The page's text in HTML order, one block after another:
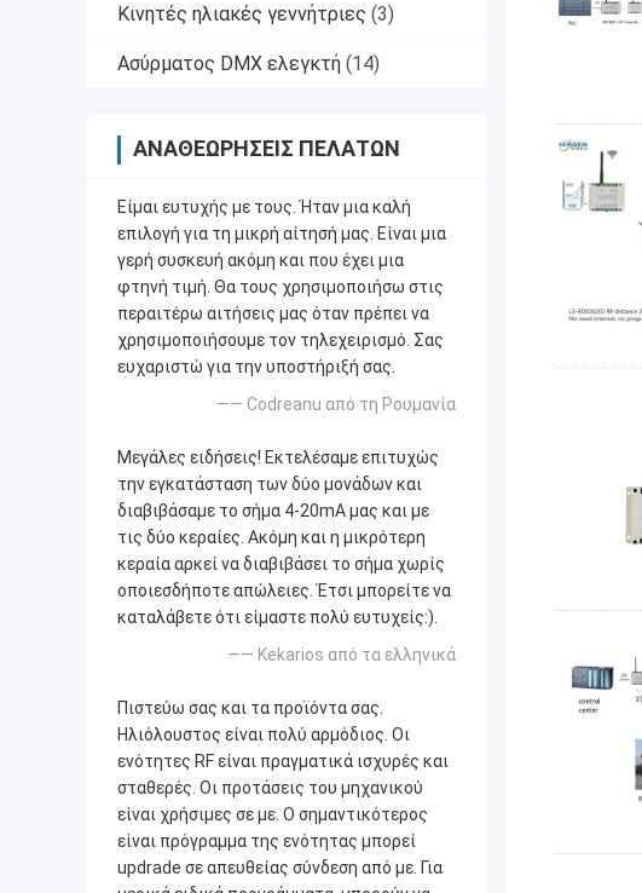
Κινητές ηλιακές γεννήτριες (3)
Ασύρματος DMX ελεγκτή (14)
ΑΝΑΘΕΩΡΉΣΕΙΣ ΠΕΛΑΤΏΝ
Είμαι ευτυχής με τους. Ήταν μια καλή
επιλογή για τη μικρή αίτησή μας. Είναι μια
γερή συσκευή ακόμη και που έχει μια
φτηνή τιμή. Θα τους χρησιμοποιήσω στις
περαιτέρω αιτήσεις μας όταν πρέπει να
χρησιμοποιήσουμε τον τηλεχειρισμό. Σας
ευχαριστώ για την υποστήριξή σας.
—— Codreanu από τη Ρουμανία
Μεγάλες ειδήσεις! Εκτελέσαμε επιτυχώς
την εγκατάσταση των δύο μονάδων και
διαβιβάσαμε το σήμα 4-20mA μας και με
τις δύο κεραίες. Ακόμη και η μικρότερη
κεραία αρκεί να διαβιβάσει το σήμα χωρίς
οποιεσδήποτε απώλειες. Έτσι μπορείτε να
καταλάβετε ότι είμαστε πολύ ευτυχείς:).
—— Kekarios από τα ελληνικά
Πιστεύω σας και τα προϊόντα σας.
Ηλιόλουστος είναι πολύ αρμόδιος. Οι
ενότητες RF είναι πραγματικά ισχυρές και
σταθερές. Οι προτάσεις του μηχανικού
είναι χρήσιμες σε με. Ο σημαντικότερος
είναι πρόγραμμα της ενότητας μπορεί
updrade σε απευθείας σύνδεση από με. Για